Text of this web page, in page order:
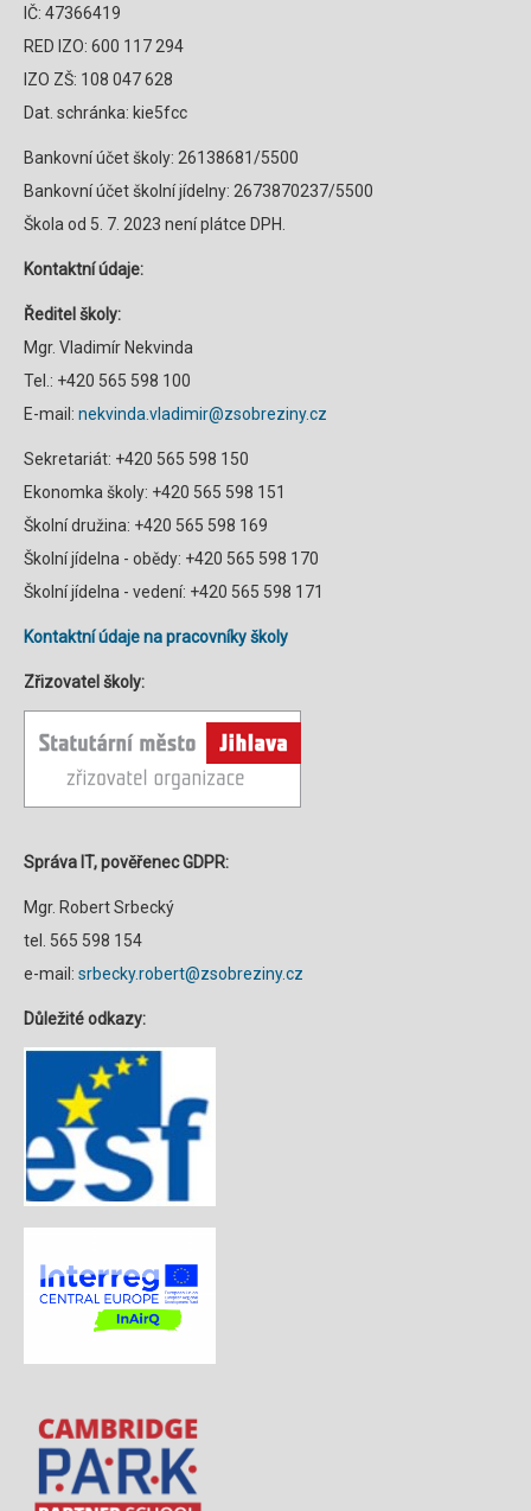
IČ: 47366419
RED IZO: 600 117 294
IZO ZŠ: 108 047 628
Dat. schránka: kie5fcc
Bankovní účet školy: 26138681/5500
Bankovní účet školní jídelny: 2673870237/5500
Škola od 5. 7. 2023 není plátce DPH.
Kontaktní údaje:
Ředitel školy:
Mgr. Vladimír Nekvinda
Tel.: +420 565 598 100
E-mail: nekvinda.vladimir@zsobreziny.cz
Sekretariát: +420 565 598 150
Ekonomka školy: +420 565 598 151
Školní družina: +420 565 598 169
Školní jídelna - obědy: +420 565 598 170
Školní jídelna - vedení: +420 565 598 171
Kontaktní údaje na pracovníky školy
Zřizovatel školy:
Správa IT, pověřenec GDPR:
Mgr. Robert Srbecký
tel. 565 598 154
e-mail: srbecky.robert@zsobreziny.cz
Důležité odkazy: